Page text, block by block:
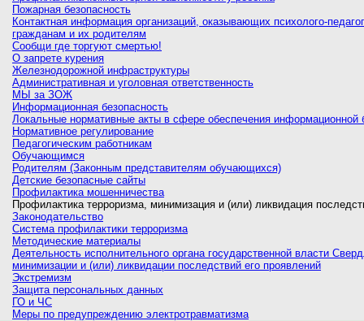
Пожарная безопасность
Контактная информация организаций, оказывающих психолого-
гражданам и их родителям
Сообщи где торгуют смертью!
О запрете курения
Железнодорожной инфраструктуры
Административная и уголовная ответственность
МЫ за ЗОЖ
Информационная безопасность
Локальные нормативные акты в сфере обеспечения информационной
Нормативное регулирование
Педагогическим работникам
Обучающимся
Родителям (Законным представителям обучающихся)
Детские безопасные сайты
Профилактика мошенничества
Профилактика терроризма, минимизация и (или) ликвидация
Законодательство
Система профилактики терроризма
Методические материалы
Деятельность исполнительного органа государственной власти
минимизации и (или) ликвидации последствий его проявлений
Экстремизм
Защита персональных данных
ГО и ЧС
Меры по предупреждению электротравматизма